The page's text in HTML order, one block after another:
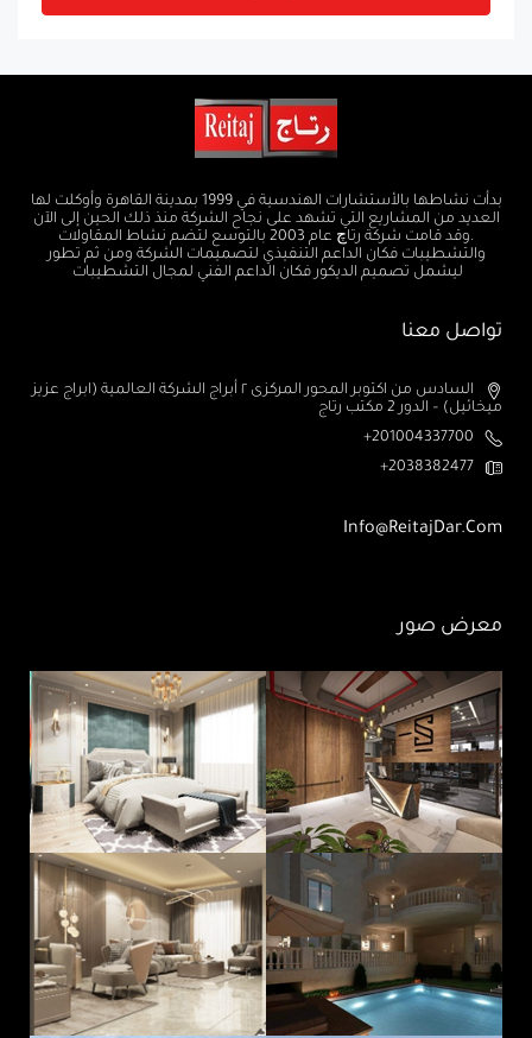
بدأت نشاطها بالأستشارات الهندسية في 1999 بمدينة القاهرة وأوكلت لها
العديد من المشاريع التي تشهد على نجاح الشركة منذ ذلك الحين إلى الآن
.وقد قامت شركة رتاچ عام 2003 بالتوسع لتضم نشاط المقاولات
والتشطيبات فكان الداعم التنفيذي لتصميمات الشركة ومن ثم تطور
ليشمل تصميم الديكور فكان الداعم الفني لمجال التشطيبات
تواصل معنا
السادس من اكتوبر المحور المركزى ٢ أبراج الشركة العالمية (ابراج عزيز
ميخائيل) – الدور 2 مكتب رتاج
201004337700+
2038382477+
Info@ReitajDar.com
معرض صور